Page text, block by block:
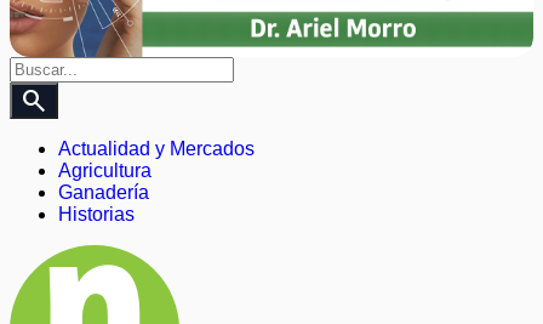
search
Actualidad y Mercados
Agricultura
Ganadería
Historias